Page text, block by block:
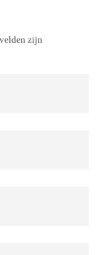
zijn